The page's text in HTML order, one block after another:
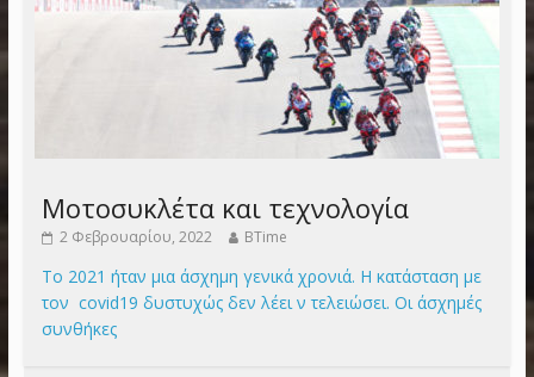
Μοτοσυκλέτα και τεχνολογία
2 Φεβρουαρίου, 2022 BTime
Το 2021 ήταν μια άσχημη γενικά χρονιά. Η κατάσταση με
τον covid19 δυστυχώς δεν λέει ν τελειώσει. Οι άσχημές
συνθήκες